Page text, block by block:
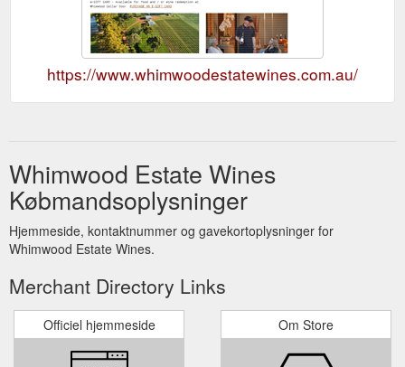
https://www.whimwoodestatewines.com.au/
Whimwood Estate Wines
Købmandsoplysninger
Hjemmeside, kontaktnummer og gavekortoplysninger for
Whimwood Estate Wines.
Merchant Directory Links
Officiel hjemmeside Om Store